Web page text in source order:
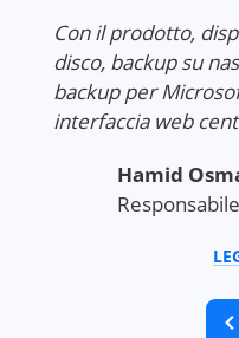
Con il prodotto,
disco, backup su
backup per
interfaccia web
Hamid